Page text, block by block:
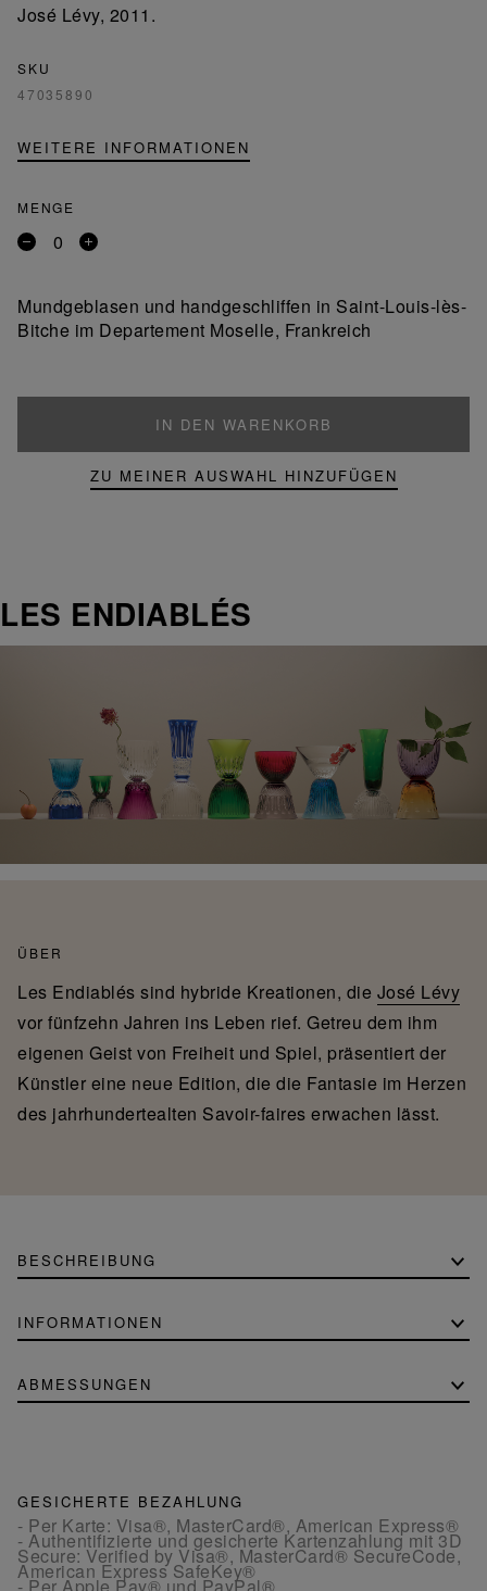
José Lévy, 2011.
SKU
47035890
WEITERE INFORMATIONEN
MENGE
Entfernen
Produkt
Ein
Mundgeblasen und handgeschliffen in Saint-Louis-lès-
Bitche im Departement Moselle, Frankreich
IN DEN WARENKORB
ZU MEINER AUSWAHL HINZUFÜGEN
LES ENDIABLÉS
ÜBER
Les Endiablés sind hybride Kreationen, die José Lévy
vor fünfzehn Jahren ins Leben rief. Getreu dem ihm
eigenen Geist von Freiheit und Spiel, präsentiert der
Künstler eine neue Edition, die die Fantasie im Herzen
des jahrhundertealten Savoir-faires erwachen lässt.
BESCHREIBUNG
INFORMATIONEN
ABMESSUNGEN
GESICHERTE BEZAHLUNG
- Per Karte: Visa®, MasterCard®, American Express®
- Authentifizierte und gesicherte Kartenzahlung mit 3D
Secure: Verified by Visa®, MasterCard® SecureCode,
American Express SafeKey®